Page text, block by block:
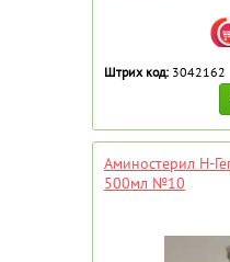
Штрих код: 3042162
Аминостерил Н-
500мл №10